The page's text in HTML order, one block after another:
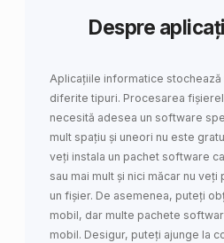
Despre
Aplicațiile informatice
diferite tipuri. Procesarea
necesită adesea un software
mult spațiu și uneori nu este
veți instala un pachet software
sau mai mult și nici măcar nu veți
un fișier. De asemenea, puteți
mobil, dar multe pachete
mobil. Desigur, puteți ajunge la